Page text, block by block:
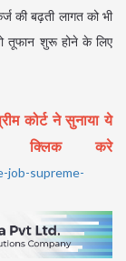
की बढ़ती लागत को भी
तूफान शुरू होने के लिए
कोर्ट ने सुनाया ये
क्लिक करे
job-supreme-